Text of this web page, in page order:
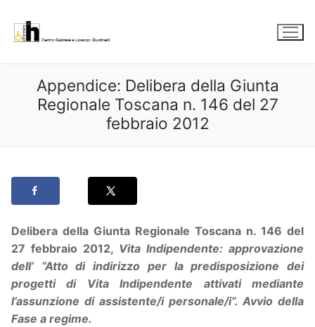
contenuto
Appendice: Delibera della Giunta
Regionale Toscana n. 146 del 27
febbraio 2012
Delibera della Giunta Regionale Toscana n. 146 del
27 febbraio 2012, Vita Indipendente: approvazione
dell’ “Atto di indirizzo per la predisposizione dei
progetti di Vita Indipendente attivati mediante
l’assunzione di assistente/i personale/i”. Avvio della
Fase a regime.